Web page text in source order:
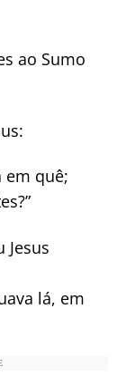
ao Sumo
em quê;
Jesus
lá, em